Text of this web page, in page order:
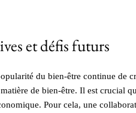
et défis futurs
du bien-être continue de
de bien-être. Il est crucial
Pour cela, une